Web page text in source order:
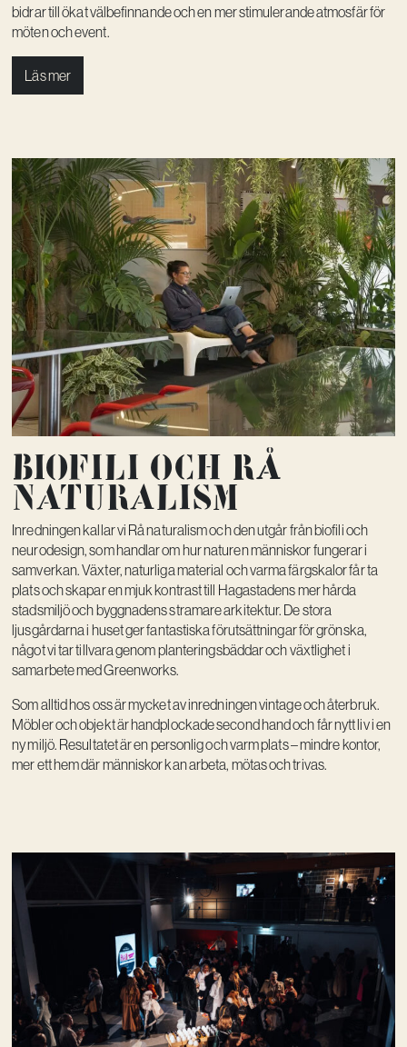
bidrar till ökat välbefinnande och en mer stimulerande atmosfär för
möten och event.
Läs mer
Biofili och Rå
naturalism
Inredningen kallar vi Rå naturalism och den utgår från biofili och
neurodesign, som handlar om hur naturen människor fungerar i
samverkan. Växter, naturliga material och varma färgskalor får ta
plats och skapar en mjuk kontrast till Hagastadens mer hårda
stadsmiljö och byggnadens stramare arkitektur. De stora
ljusgårdarna i huset ger fantastiska förutsättningar för grönska,
något vi tar tillvara genom planteringsbäddar och växtlighet i
samarbete med Greenworks.
Som alltid hos oss är mycket av inredningen vintage och återbruk.
Möbler och objekt är handplockade second hand och får nytt liv i en
ny miljö. Resultatet är en personlig och varm plats – mindre kontor,
mer ett hem där människor kan arbeta, mötas och trivas.